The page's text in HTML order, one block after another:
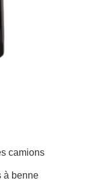
camions
à benne